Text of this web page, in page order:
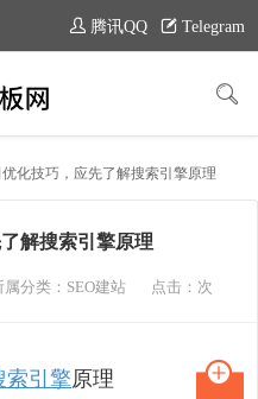
腾讯QQ Telegram
化技巧，应先了解搜索引擎原理
解搜索引擎原理
属分类： SEO建站 点击： 次
索引擎原理